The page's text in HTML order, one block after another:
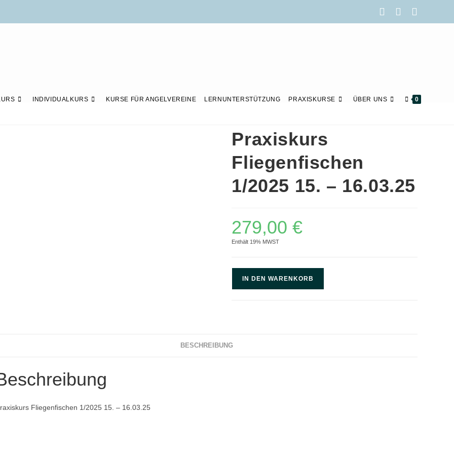
INDIVIDUALKURS KURSE FÜR ANGELVEREINE LERNUNTERSTÜTZUNG PRAXISKURSE ÜBER UNS 0
Praxiskurs
Fliegenfischen
1/2025 15. – 16.03.25
279,00€
Enthält 19% MWST
IN DEN WARENKORB
BESCHREIBUNG
Fliegenfischen 1/2025 15. – 16.03.25